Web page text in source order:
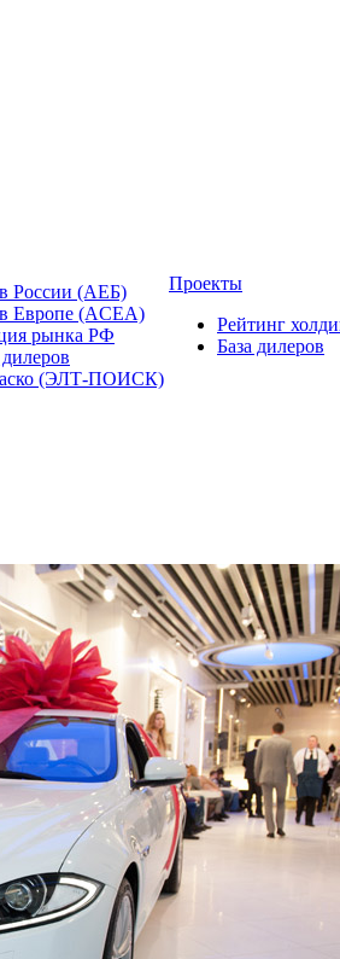
России (АЕБ)
Европе (ACEA)
рынка РФ
(ЭЛТ-ПОИСК)
Проекты
Рейтинг
База дилеров